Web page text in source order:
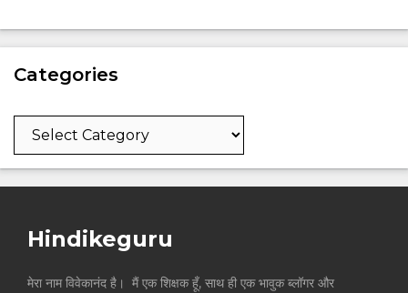
Categories
Categories
Hindikeguru
मेरा नाम विवेकानंद है। मैं एक शिक्षक हूँ, साथ ही एक भावुक ब्लॉगर और